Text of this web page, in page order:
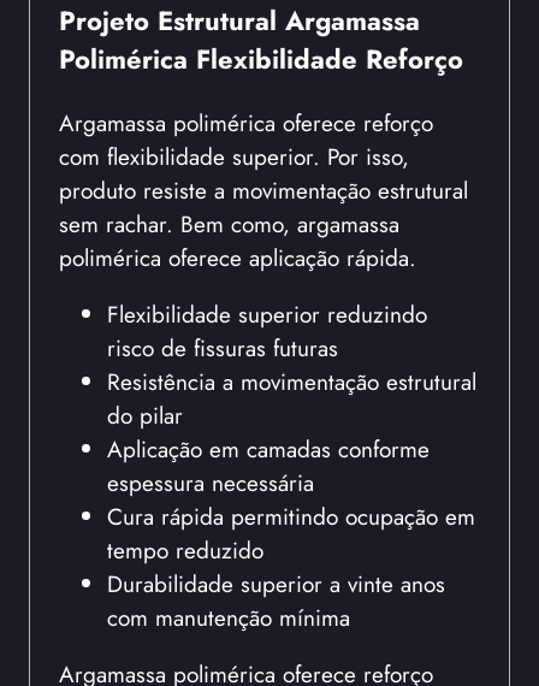
Projeto Estrutural Argamassa
Polimérica Flexibilidade Reforço
Argamassa polimérica oferece reforço
com flexibilidade superior. Por isso,
produto resiste a movimentação estrutural
sem rachar. Bem como, argamassa
polimérica oferece aplicação rápida.
Flexibilidade superior reduzindo
risco de fissuras futuras
Resistência a movimentação estrutural
do pilar
Aplicação em camadas conforme
espessura necessária
Cura rápida permitindo ocupação em
tempo reduzido
Durabilidade superior a vinte anos
com manutenção mínima
Argamassa polimérica oferece reforço